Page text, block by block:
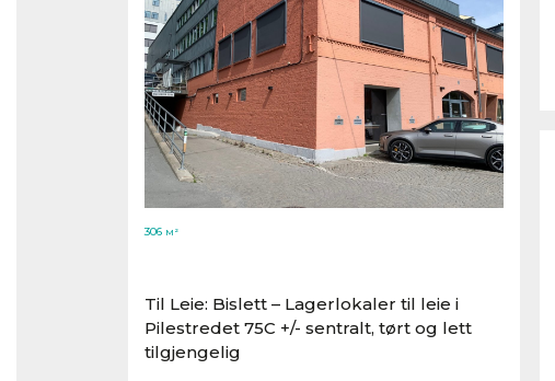
306 M²
Til Leie: Bislett – Lagerlokaler til leie i
Pilestredet 75C +/​- sentralt, tørt og lett
tilgjengelig